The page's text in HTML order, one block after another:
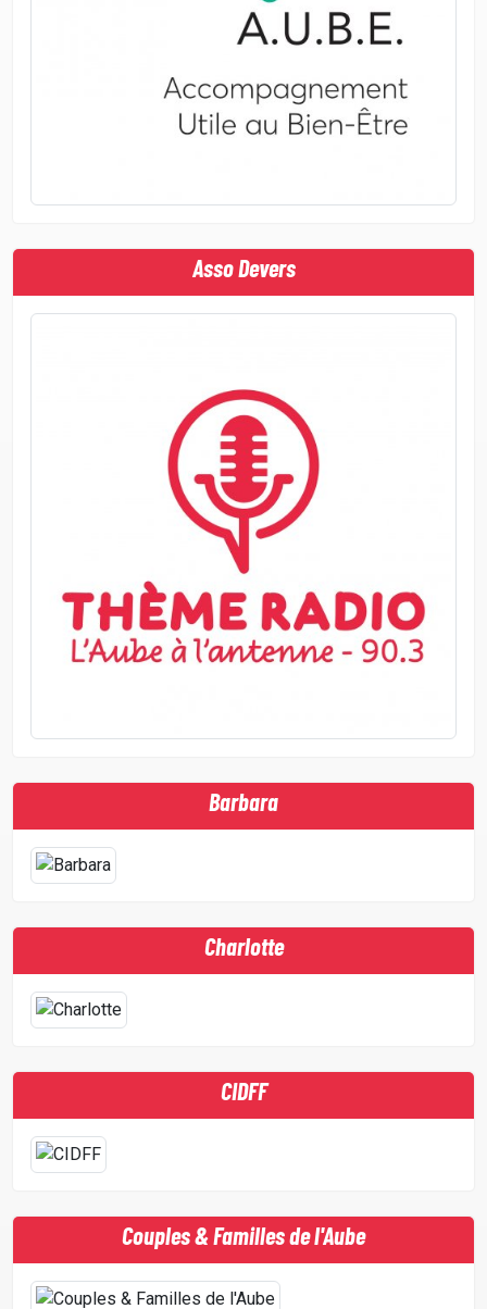
Asso Devers
Barbara
Charlotte
CIDFF
Couples & Familles de l'Aube